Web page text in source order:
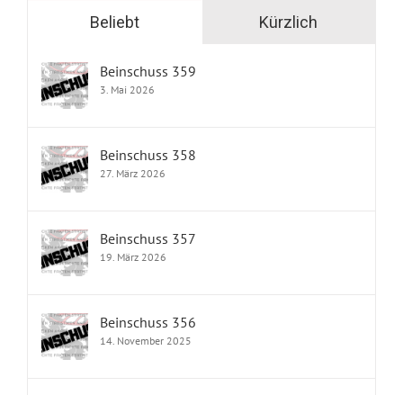
Beliebt Kürzlich
Beinschuss 359
3. Mai 2026
Beinschuss 358
27. März 2026
Beinschuss 357
19. März 2026
Beinschuss 356
14. November 2025